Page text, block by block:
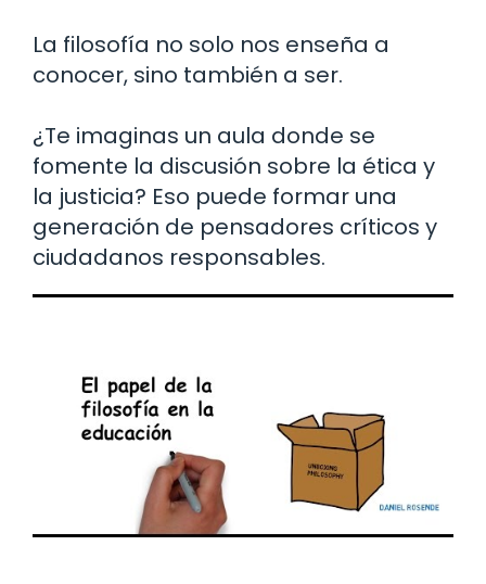
La filosofía no solo nos enseña a
conocer, sino también a ser.
¿Te imaginas un aula donde se
fomente la discusión sobre la ética y
la justicia? Eso puede formar una
generación de pensadores críticos y
ciudadanos responsables.